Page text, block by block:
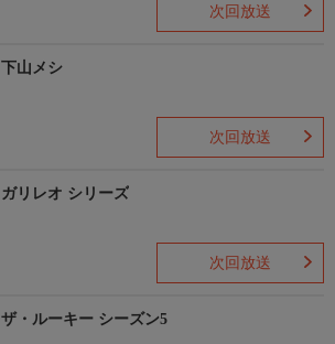
次回放送
下山メシ
次回放送
ガリレオ シリーズ
次回放送
ザ・ルーキー シーズン5